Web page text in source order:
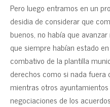
Pero luego entramos en un
desidia de considerar que
buenos, no había que
que siempre habían estado
combativo de la plantilla
derechos como si nada fuera
mientras otros
negociaciones de los